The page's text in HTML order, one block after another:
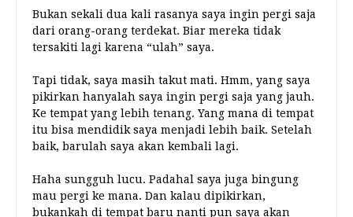
Bukan sekali dua kali rasanya saya ingin pergi saja
dari orang-orang terdekat. Biar mereka tidak
tersakiti lagi karena “ulah” saya.
Tapi tidak, saya masih takut mati. Hmm, yang saya
pikirkan hanyalah saya ingin pergi saja yang jauh.
Ke tempat yang lebih tenang. Yang mana di tempat
itu bisa mendidik saya menjadi lebih baik. Setelah
baik, barulah saya akan kembali lagi.
Haha sungguh lucu. Padahal saya juga bingung
mau pergi ke mana. Dan kalau dipikirkan,
bukankah di tempat baru nanti pun saya akan